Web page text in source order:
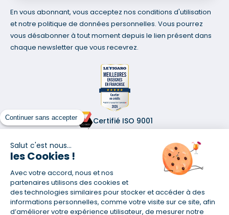
Continuer sans accepter
Salut c'est nous...
les Cookies !
Avec votre accord, nous et nos
partenaires utilisons des cookies et
des technologies similaires pour stocker et accéder à des
informations personnelles, comme votre visite sur ce site, afin
d’améliorer votre expérience utilisateur, de mesurer notre
En vous abonnant, vous acceptez nos conditions d'utilisation
et notre politique de données personnelles. Vous pourrez
vous désabonner à tout moment depuis le lien présent dans
chaque newsletter que vous recevrez.
Certifié ISO 9001
(1) Taux fixe national hors assurance et selon votre profil